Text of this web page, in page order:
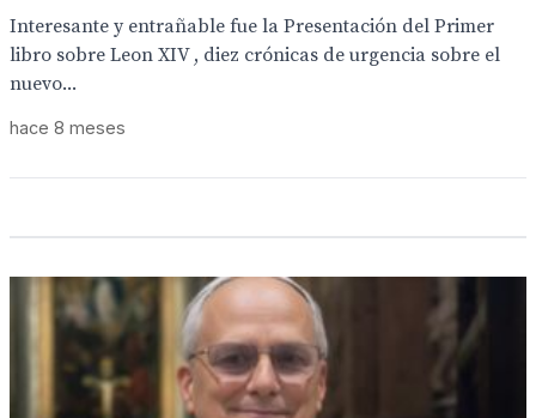
Interesante y entrañable fue la Presentación del Primer
libro sobre Leon XIV , diez crónicas de urgencia sobre el
nuevo...
hace 8 meses